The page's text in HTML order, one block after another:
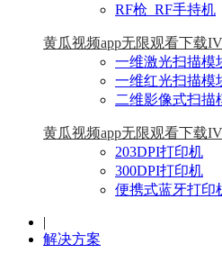
RF枪_RF手持机
黄瓜视频app无限观看下载
一维激光扫描模
一维红光扫描模
二维影像式扫描
黄瓜视频app无限观看下载
203DPI打印机
300DPI打印机
便携式蓝牙打印
|
解决方案